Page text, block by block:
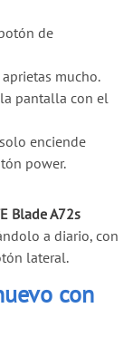
de
mucho.
pantalla con el
enciende
power.
Blade A72s
a diario, con
lateral.
con